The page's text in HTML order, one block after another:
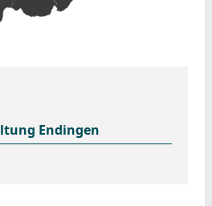
Endingen